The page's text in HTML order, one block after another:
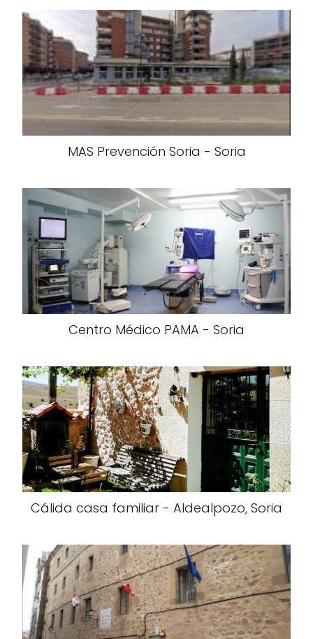
MAS Prevención Soria - Soria
Centro Médico PAMA - Soria
Cálida casa familiar - Aldealpozo, Soria